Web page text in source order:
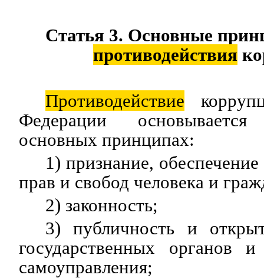
Статья 3. Основные
противодействия
Противодействие
Федерации
основных принципах:
1) признание,
прав и свобод человека и
2) законность;
3) публичность и
государственных органов
самоуправления;